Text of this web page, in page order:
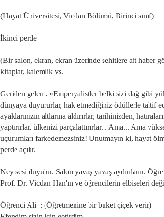
(Hayat Üniversitesi, Vicdan Bölümü, Birinci sınıf)
İkinci perde
(Bir salon, ekran, ekran üzerinde şehitlere ait haber
kitaplar, kalemlik vs.
Geriden gelen : «Emperyalistler belki sizi dağ gibi
dünyaya duyururlar, hak etmediğiniz ödüllerle taltif
ayaklarınızın altlarına aldırırlar, tarihinizden,
yaptırırlar, ülkenizi parçalattırırlar... Ama... Ama
uçurumları farkedemezsiniz! Unutmayın ki, hayat
perde açılır.
Ney sesi duyulur. Salon yavaş yavaş aydınlanır.
Prof. Dr. Vicdan Han'ın ve öğrencilerin elbiseleri
Öğrenci Ali : (Öğretmenine bir buket çiçek verir)